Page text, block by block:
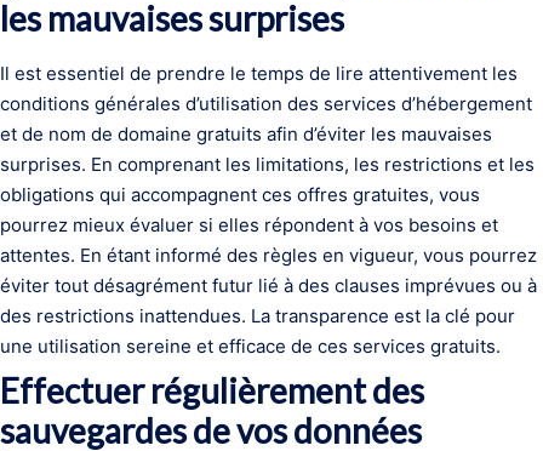
les mauvaises surprises
Il est essentiel de prendre le temps de lire attentivement les
conditions générales d’utilisation des services d’hébergement
et de nom de domaine gratuits afin d’éviter les mauvaises
surprises. En comprenant les limitations, les restrictions et les
obligations qui accompagnent ces offres gratuites, vous
pourrez mieux évaluer si elles répondent à vos besoins et
attentes. En étant informé des règles en vigueur, vous pourrez
éviter tout désagrément futur lié à des clauses imprévues ou à
des restrictions inattendues. La transparence est la clé pour
une utilisation sereine et efficace de ces services gratuits.
Effectuer régulièrement des
sauvegardes de vos données